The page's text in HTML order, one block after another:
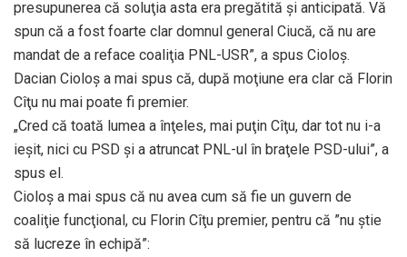
presupunerea că soluţia asta era pregătită şi anticipată. Vă
spun că a fost foarte clar domnul general Ciucă, că nu are
mandat de a reface coaliţia PNL-USR”, a spus Cioloş.
Dacian Cioloş a mai spus că, după moţiune era clar că Florin
Cîţu nu mai poate fi premier.
„Cred că toată lumea a înţeles, mai puţin Cîţu, dar tot nu i-a
ieşit, nici cu PSD şi a atruncat PNL-ul în braţele PSD-ului”, a
spus el.
Cioloş a mai spus că nu avea cum să fie un guvern de
coaliţie funcţional, cu Florin Cîţu premier, pentru că ”nu ştie
să lucreze în echipă”: